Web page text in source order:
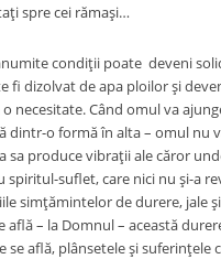
spre cei rămași…
condiții poate deveni
fi dizolvat de apa ploilor și
necesitate. Când omul va
dintr-o formă în alta – omul nu
sa produce vibrații ale căror
suflet, care nici nu și-a
simțămintelor de durere, jale
– la Domnul – această
află, plânsetele și suferințele